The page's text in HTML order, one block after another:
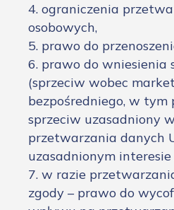
4. ograniczenia
osobowych,
5. prawo do
6. prawo do wniesienia
(sprzeciw wobec
bezpośredniego, w tym
sprzeciw uzasadniony
przetwarzania danych
uzasadnionym
7. w razie
zgody – prawo do